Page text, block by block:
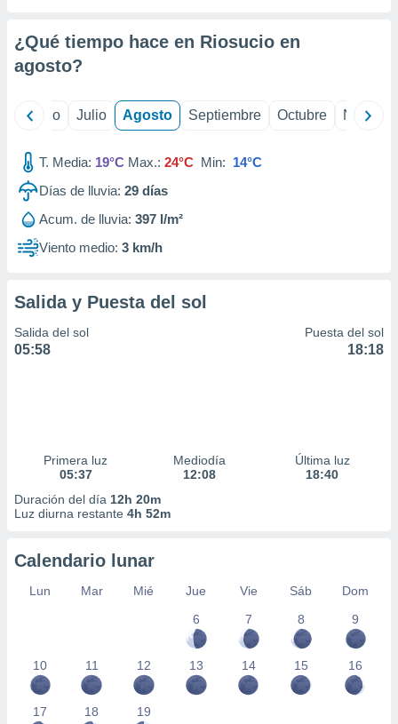
e
mediante
publicidad
publicidad
de
1199
¿Qué tiempo hace en Riosucio en
agosto?
Junio Julio Agosto Septiembre Octubre
T. Media: 19°C Max.: 24°C Min: 14°C
Días de lluvia: 29 días
Acum. de lluvia: 397 l/m²
Viento medio: 3 km/h
Salida y Puesta del sol
Salida del sol
05:58
Puesta del sol
18:18
Primera luz
05:37
Mediodía
12:08
Última luz
18:40
Duración del día 12h 20m
Luz diurna restante 4h 52m
Calendario lunar
Lun Mar Mié Jue Vie Sáb
Dom
6
7 8 9
10 11 12 13 14 15 16
17 18 19